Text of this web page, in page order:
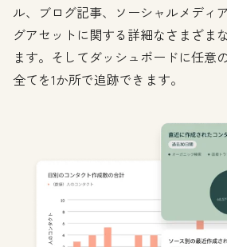
ル、ブログ記事、ソーシャルメディ
グアセットに関する詳細なさまざま
ます。そしてダッシュボードに任意
全てを1か所で追跡できます。